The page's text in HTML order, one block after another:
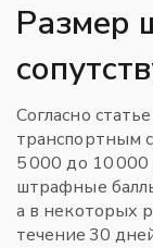
Размер
Согласно
транспортным
5 000 до 10 000
штрафные
а в некоторых
течение 30